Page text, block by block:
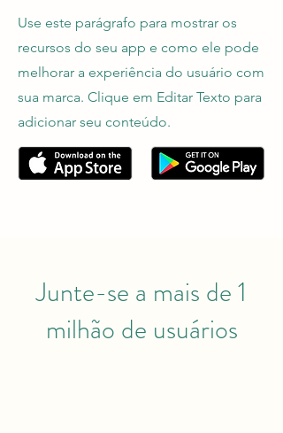
Use este parágrafo para mostrar os
recursos do seu app e como ele pode
melhorar a experiência do usuário com
sua marca. Clique em Editar Texto para
adicionar seu conteúdo.
Junte-se a mais de 1
milhão de usuários